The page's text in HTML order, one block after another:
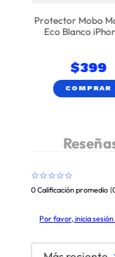
Protector Mobo
Eco Blanco
$399
COMPRAR
☆☆☆☆☆
0 Calificación promedio
Por favor, inicia